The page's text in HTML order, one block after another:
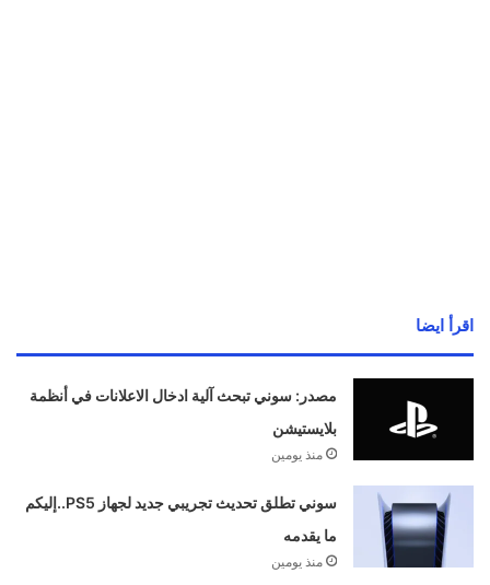
اقرأ ايضا
مصدر: سوني تبحث آلية ادخال الاعلانات في أنظمة
بلايستيشن
منذ يومين
سوني تطلق تحديث تجريبي جديد لجهاز PS5..إليكم
ما يقدمه
منذ يومين